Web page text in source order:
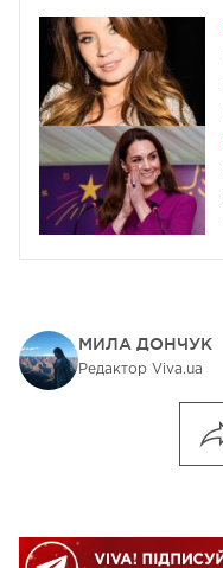
МИЛА ДОНЧУК
Редактор Viva.ua